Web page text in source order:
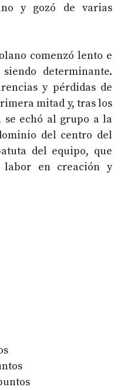
y gozó de varias
comenzó lento e
determinante.
y pérdidas de
mitad y, tras los
se echó al grupo a la
del centro del
del equipo, que
labor en creación y